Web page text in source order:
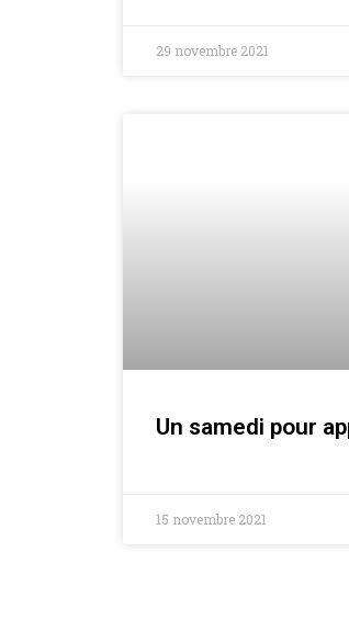
29 novembre 2021
Un samedi pour
15 novembre 2021